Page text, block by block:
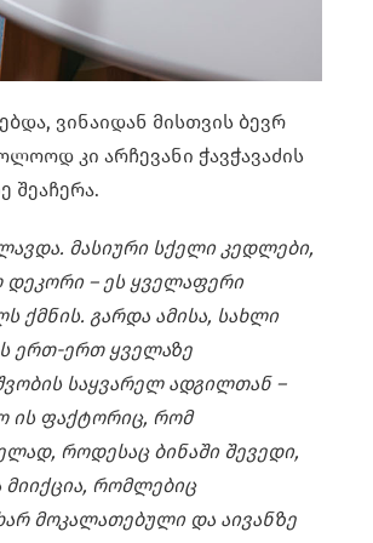
ვინაიდან მისთვის ბევრ
კი არჩევანი ჭავჭავაძის
შეაჩერა.
მასიური სქელი კედლები,
დეკორი – ეს ყველაფერი
ქმნის. გარდა ამისა, სახლი
ერთ-ერთ ყველაზე
საყვარელ ადგილთან –
ის ფაქტორიც, რომ
როდესაც ბინაში შევედი,
მიიქცია, რომლებიც
მოკალათებული და აივანზე